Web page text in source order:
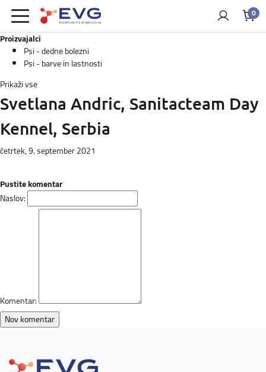
0
Proizvajalci
Psi - dedne bolezni
Psi - barve in lastnosti
Prikaži vse
Svetlana Andric, Sanitacteam Day
Kennel, Serbia
četrtek, 9. september 2021
Pustite komentar
Naslov:
Komentar: